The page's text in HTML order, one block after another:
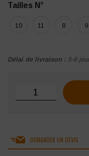
Tailles N°
10 11 8 9
Délai de livraison : 5-8
quantité de Gant
DEMANDER UN DEVIS